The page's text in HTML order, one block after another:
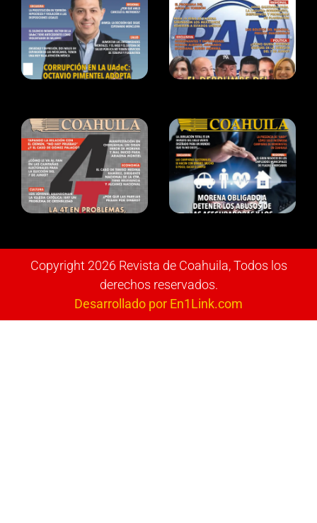
Copyright 2026 Revista de Coahuila, Todos los
derechos reservados.
Desarrollado por En1Link.com